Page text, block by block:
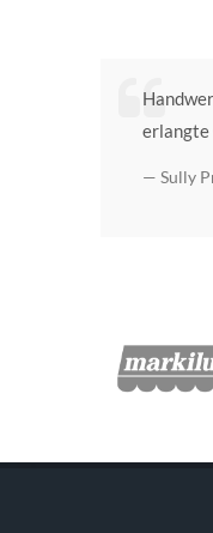
erlangte
Sully